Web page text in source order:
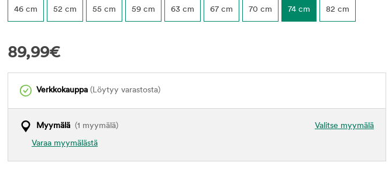
46 cm 52 cm 55 cm 59 cm 63 cm 67 cm 70 cm 74 cm 82 cm
89,99€
Verkkokauppa (Löytyy varastosta)
Valitse myymälä
Myymälä (1 myymälä)
Varaa myymälästä